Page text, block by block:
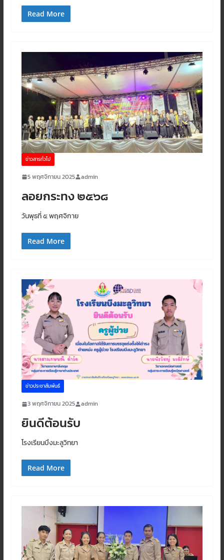
Read More
ข่าวสารทั่วไป
5 พฤศจิกายน 2025 admin
ลอยกระทง ๒๕๖๘
วันพุธที่ ๕ พฤศจิกาย
Read More
ข่าวประชาสัมพันธ์
3 พฤศจิกายน 2025 admin
ยินดีต้อนรับ
โรงเรียนบึงมะลูวิทยา
Read More